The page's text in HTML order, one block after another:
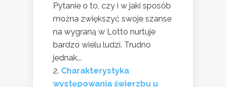
Pytanie o to, czy i w jaki sposób
można zwiększyć swoje szanse
na wygraną w Lotto nurtuje
bardzo wielu ludzi. Trudno
jednak...
Charakterystyka
występowania świerzbu u